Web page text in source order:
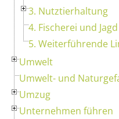
3. Nutztierhaltung
4. Fischerei und Jagd
5. Weiterführende
Umwelt
Umwelt- und
Umzug
Unternehmen führen